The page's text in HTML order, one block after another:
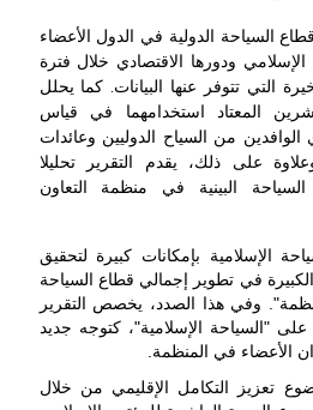
السياحة الدولية في الدول الأعضاء
ودورها الاقتصادي خلال فترة
التي تتوفر عنها البيانات. كما يحلل
المعتاد استخدامهما في قياس
من السياح الدوليين وعائدات
على ذلك، يقدم التقرير تحليلا
البينية في منظمة التعاون
الإسلامیة بإمکانات کبیرة لتحقيق
في تطویر إجمالي قطاع السیاحة
وفي هذا الصدد، يخصص التقرير
"السياحة الإسلامية"، كتوجه جديد
في المنظمة.
تعزيز التكامل الإقليمي من خلال